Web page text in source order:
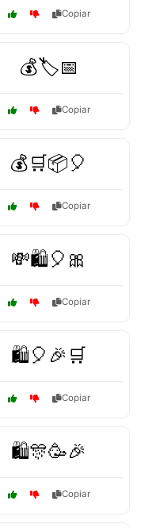
Copiar
💰🏷️📅
Copiar
💰🛒📦🎈
Copiar
💸🛍️🎈🎀
Copiar
🛍️🎈🎉🛒
Copiar
🛍️🎊🥳🎉
Copiar